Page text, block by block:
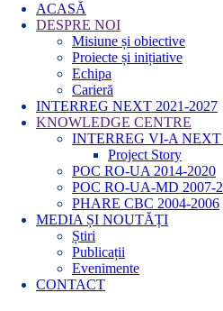
ACASĂ
DESPRE NOI
Misiune și obiective
Proiecte și inițiative
Echipa
Carieră
INTERREG NEXT 2021-2027
KNOWLEDGE CENTRE
INTERREG VI-A NEXT
Project Story
POC RO-UA 2014-2020
POC RO-UA-MD 2007-
PHARE CBC 2004-2006
MEDIA ȘI NOUTĂȚI
Știri
Publicații
Evenimente
CONTACT